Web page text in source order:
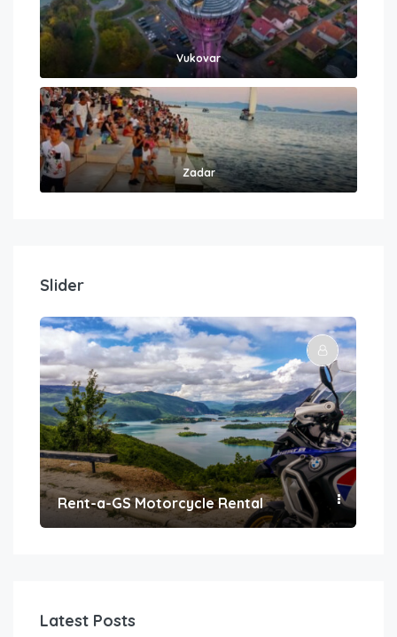
Vukovar
Zadar
Slider
Rent-a-GS Motorcycle Rental
Latest Posts